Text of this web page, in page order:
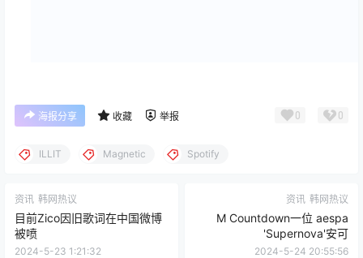
海报分享 收藏 举报 0 0
ILLIT Magnetic Spotify
资讯 韩网热议
目前Zico因旧歌词在中国微博
被喷
2024-5-23 1:21:32
资讯 韩网热议
M Countdown一位 aespa
'Supernova'安可
2024-5-24 20:55:56